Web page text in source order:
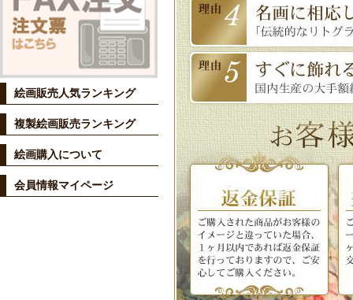
絵画販売人気ランキング
複製絵画販売ランキング
絵画購入について
会員情報マイページ